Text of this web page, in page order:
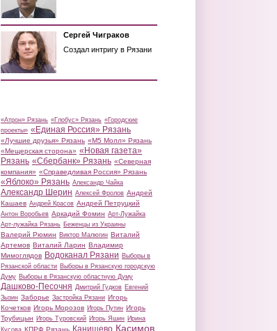
Сергей Чиграков
Создал интригу в Рязани
«Атрон» Рязань «Глобус» Рязань «Городские
проекты» «Единая Россия» Рязань
«Лучшие друзья» Рязань «М5 Молл» Рязань
«Мещерская сторона» «Новая газета»
Рязань «Сбербанк» Рязань «Северная
компания» «Справедливая Россия» Рязань
«Яблоко» Рязань Александр Чайка
Александр Шерин Алексей Фролов Андрей
Кашаев Андрей Красов Андрей Петруцкий
Антон Воробьев Аркадий Фомин Арт-Лужайка
Арт-лужайка Рязань Беженцы из Украины
Валерий Рюмин Виктор Малюгин Виталий
Артемов Виталий Ларин Владимир
Мимоглядов Водоканал Рязани Выборы в
Рязанской области Выборы в Рязанскую городскую
Думу Выборы в Рязанскую областную Думу
Дашково-Песочня Дмитрий Гудков Евгений
Зызин Заборье Застройка Рязани Игорь
Кочетков Игорь Морозов Игорь Путин Игорь
Трубицын Игорь Туровский Игорь Яшин Ирина
КПРФ Рязань Канищево Касимов